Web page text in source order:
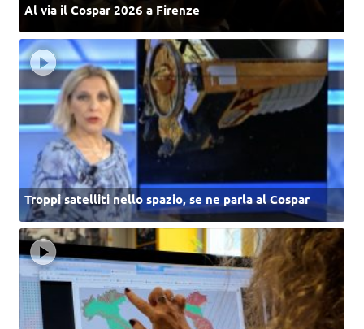
Al via il Cospar 2026 a Firenze
Troppi satelliti nello spazio, se ne parla al Cospar